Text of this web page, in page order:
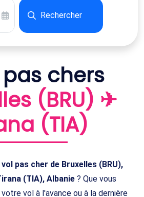
Rechercher
chers
(BRU) ✈
(TIA)
vol pas cher de Bruxelles (BRU),
(TIA), Albanie ? Que vous
vol à l'avance ou à la dernière